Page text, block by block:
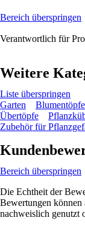
Bereich überspringen
Verantwortlich für
Weitere
Liste überspringen
Garten
Blumentöpfe
Übertöpfe
Zubehör für
Bereich überspringen
Die Echtheit der
Bewertungen können
nachweislich genutzt